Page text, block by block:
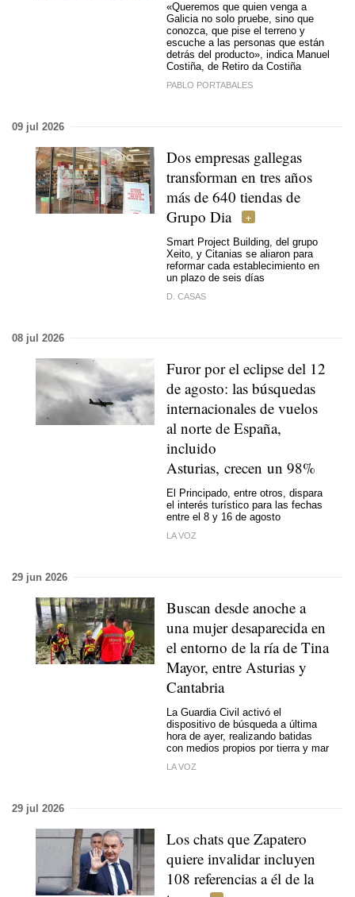
«Queremos que quien venga a
Galicia no solo pruebe, sino que
conozca, que pise el terreno y
escuche a las personas que están
detrás del producto», indica Manuel
Costiña, de Retiro da Costiña
PABLO PORTABALES
09 jul 2026
Dos empresas gallegas
transforman en tres años
más de 640 tiendas de
Grupo Dia
Smart Project Building, del grupo
Xeito, y Citanias se aliaron para
reformar cada establecimiento en
un plazo de seis días
D. CASAS
08 jul 2026
Furor por el eclipse del 12
de agosto: las búsquedas
internacionales de vuelos
al norte de España,
incluido
Asturias, crecen un 98%
El Principado, entre otros, dispara
el interés turístico para las fechas
entre el 8 y 16 de agosto
LA VOZ
29 jun 2026
Buscan desde anoche a
una mujer desaparecida en
el entorno de la ría de Tina
Mayor, entre Asturias y
Cantabria
La Guardia Civil activó el
dispositivo de búsqueda a última
hora de ayer, realizando batidas
con medios propios por tierra y mar
LA VOZ
29 jul 2026
Los chats que Zapatero
quiere invalidar incluyen
108 referencias a él de la